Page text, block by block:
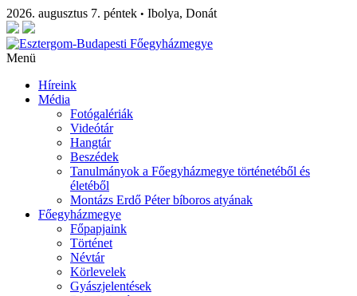
2026. augusztus 7. péntek • Ibolya, Donát
Menü
Híreink
Média
Fotógalériák
Videótár
Hangtár
Beszédek
Tanulmányok a Főegyházmegye történetéből és
életéből
Montázs Erdő Péter bíboros atyának
Főegyházmegye
Főpapjaink
Történet
Névtár
Körlevelek
Gyászjelentések